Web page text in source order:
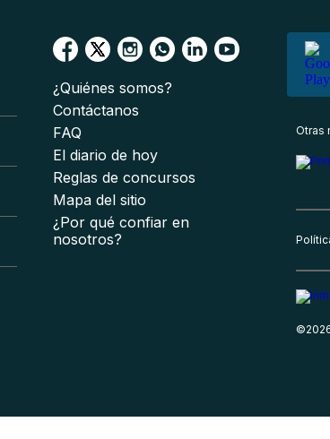
¿Quiénes somos?
Contáctanos
FAQ
El diario de hoy
Reglas de concursos
Mapa del sitio
¿Por qué confiar en
nosotros?
Otras
©